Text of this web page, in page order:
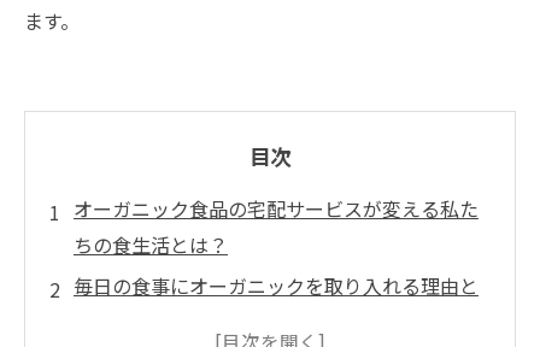
ます。
目次
オーガニック食品の宅配サービスが変える私た
ちの食生活とは？
毎日の食事にオーガニックを取り入れる理由と